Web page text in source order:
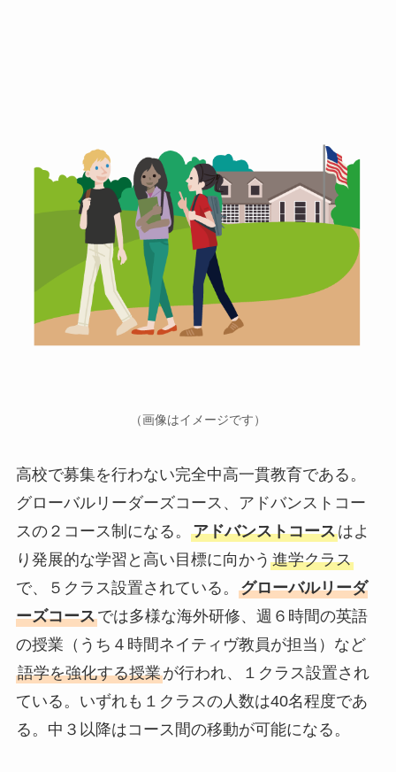
（画像はイメージです）
高校で募集を行わない完全中高一貫教育である。
グローバルリーダーズコース、アドバンストコー
スの２コース制になる。 アドバンストコースはよ
り発展的な学習と高い目標に向かう 進学クラス
で、５クラス設置されている。 グローバルリーダ
ーズコースでは多様な海外研修、週６時間の英語
の授業（うち４時間ネイティヴ教員が担当）など
語学を強化する授業が行われ、１クラス設置され
ている。いずれも１クラスの人数は40名程度であ
る。中３以降はコース間の移動が可能になる。